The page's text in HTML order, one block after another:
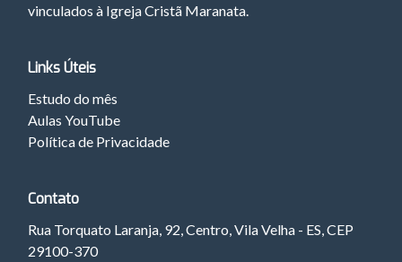
vinculados à Igreja Cristã Maranata.
Links Úteis
Estudo do mês
Aulas YouTube
Política de Privacidade
Contato
Rua Torquato Laranja, 92, Centro, Vila Velha - ES, CEP
29100-370